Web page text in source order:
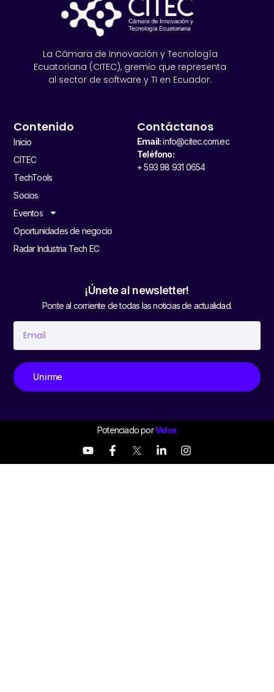
La Cámara de Innovación y Tecnología
Ecuatoriana (CITEC), gremio que representa
al sector de software y TI en Ecuador.
Contenido
Inicio
CITEC
TechTools
Socios
Eventos
Oportunidades de negocio
Radar Industria Tech EC
Contáctanos
Email:info@citec.com.ec
Teléfono:
+ 593 98 931 0654
¡Únete al newsletter!
Ponte al corriente de todas las noticias de actualidad.
Unirme
Potenciado porVelox